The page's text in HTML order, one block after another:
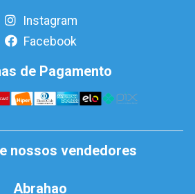
Instagram
Facebook
de Pagamento
nossos vendedores
Abrahao